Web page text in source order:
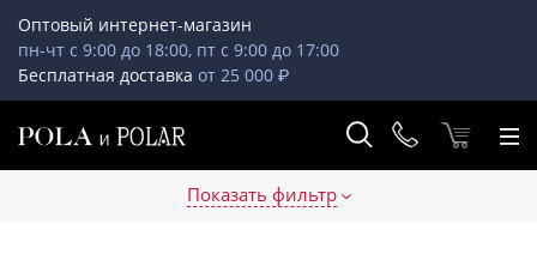
Оптовый интернет-магазин
пн-чт с 9:00 до 18:00, пт с 9:00 до 17:00
Бесплатная доставка от 25 000 ₽
Показать фильтр